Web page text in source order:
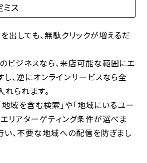
ス
出しても、無駄クリックが増えるだ
ビジネスなら、来店可能な範囲にエ
し、逆にオンラインサービスなら全
られます。
域を含む検索」や「地域にいるユー
リアターゲティング条件が選べま
い、不要な地域への配信を防ぎまし